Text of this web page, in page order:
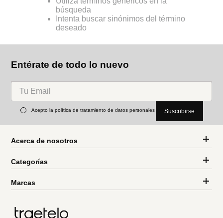
búsqueda
Intenta buscar sinónimos del término
deseado
Entérate de todo lo nuevo
Acepto la política de tratamiento de datos personales Suscribirse
Acerca de nosotros
Categorías
Marcas